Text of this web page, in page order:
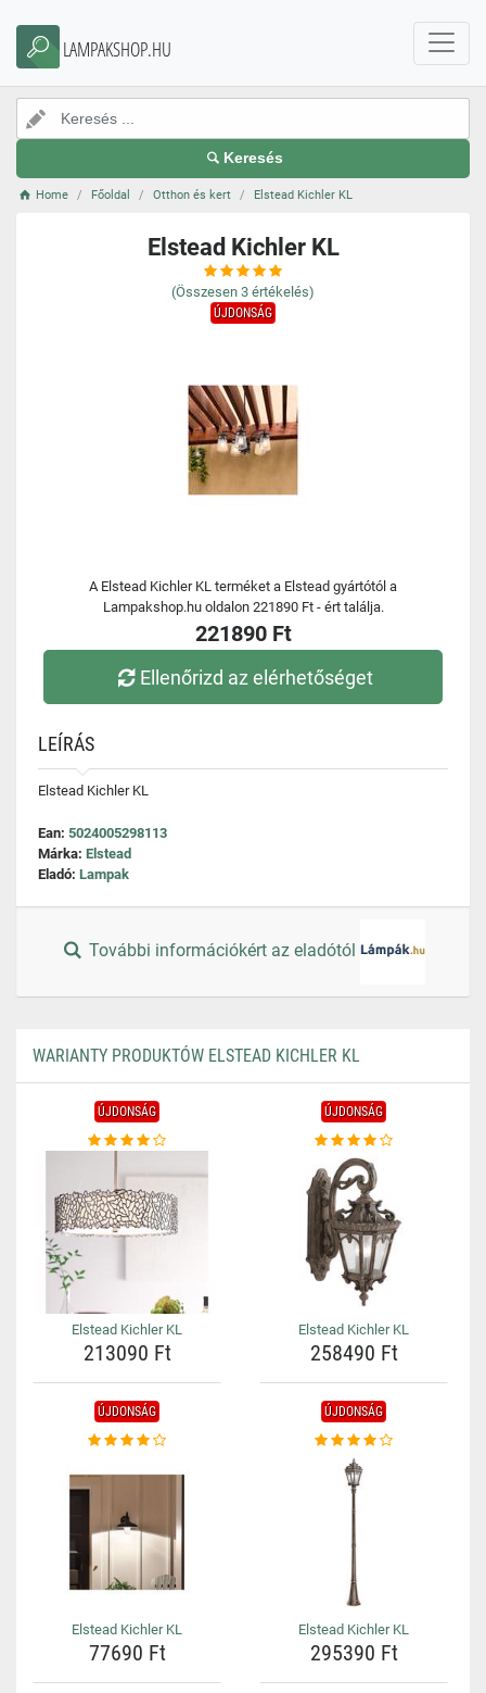
LAMPAKSHOP.HU
Keresés
Home Főoldal Otthon és kert Elstead Kichler KL
Elstead Kichler KL
(Összesen 3 értékelés)
ÚJDONSÁG
A Elstead Kichler KL terméket a Elstead gyártótól a
Lampakshop.hu oldalon 221890 Ft - ért találja.
221890 Ft
Ellenőrizd az elérhetőséget
LEÍRÁS
Elstead Kichler KL
Ean: 5024005298113
Márka: Elstead
Eladó: Lampak
További információkért az eladótól
WARIANTY PRODUKTÓW ELSTEAD KICHLER KL
ÚJDONSÁG
Elstead Kichler KL
213090 Ft
ÚJDONSÁG
Elstead Kichler KL
258490 Ft
ÚJDONSÁG
Elstead Kichler KL
77690 Ft
ÚJDONSÁG
Elstead Kichler KL
295390 Ft